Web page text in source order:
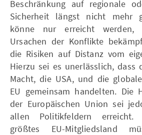
Beschränkung auf regionale
Sicherheit längst nicht mehr
könne nur erreicht werden,
Ursachen der Konflikte
die Risiken auf Distanz vom
Hierzu sei es unerlässlich, dass
Macht, die USA, und die
EU gemeinsam handelten. Die
der Europäischen Union sei
allen Politikfeldern erreicht.
größtes EU-Mitgliedsland